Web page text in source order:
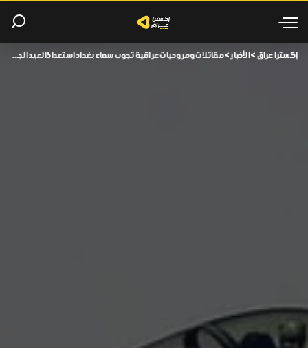
إكسترا عراق >الأخبار>مقاتلات ومروحيات عراقية تجوب سماء بغداد استعدادًا لعيد الجيش.